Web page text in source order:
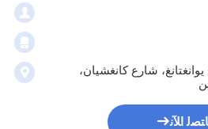
2630 شارع يوانغتانغ، شارع كانغشيان،
ﺍﻶﻧ